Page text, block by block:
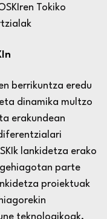
Tokiko
berrikuntza eredu
dinamika multzo
erakundean
lankidetza erako
parte
proiektuak
teknologikoak,